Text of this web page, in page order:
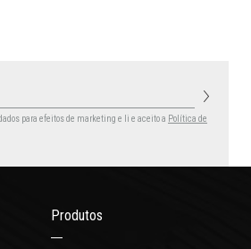
para efeitos de marketing e li e aceito a Política de
Produtos